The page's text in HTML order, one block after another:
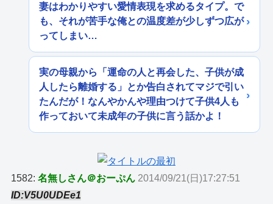
妻はわかりやすい愛情表現を求めるタイプ。で
も、それが苦手な俺との温度差が少しずつ広が
ってしまい…
実の母親から「運命の人と再会した、子供が成
人したら離婚する」とか告白されてマジで引い
たんだが！なんやかんや理由つけて子供4人も
作っておいて未成年の子供に言う話かよ！
1582:名無しさん＠おーぷん 2014/09/21(日)17:27:51
ID:V5U0UDEe1